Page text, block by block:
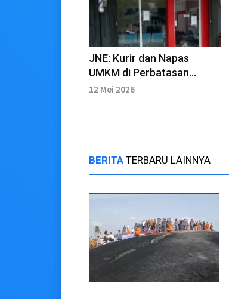
JNE: Kurir dan Napas
UMKM di Perbatasan
Negeri
12 Mei 2026
BERITA TERBARU LAINNYA